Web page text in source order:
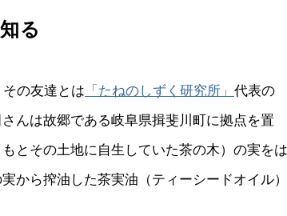
る
の友達とは 「たねのしずく研究所」 代表の
んは故郷である岐阜県揖斐川町に拠点を置
とその土地に自生していた茶の木）の実をは
から搾油した茶実油（ティーシードオイル）